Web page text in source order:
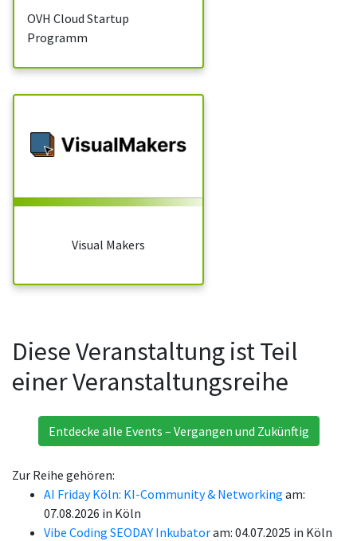
OVH Cloud Startup
Programm
Visual Makers
Diese Veranstaltung ist Teil
einer Veranstaltungsreihe
Entdecke alle Events – Vergangen und Zukünftig
Zur Reihe gehören:
AI Friday Köln: KI-Community & Networking am:
07.08.2026 in Köln
Vibe Coding SEODAY Inkubatoram: 04.07.2025 in Köln